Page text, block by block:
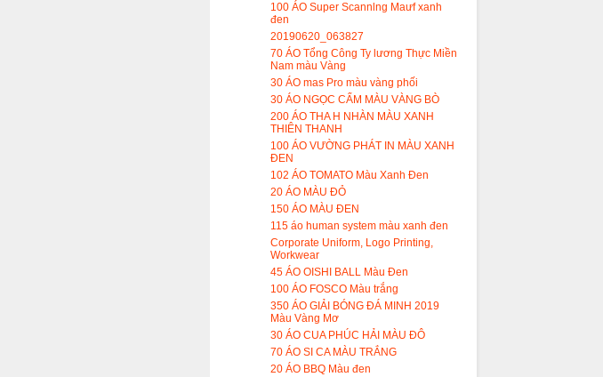
100 ÁO Super Scannlng Maưf xanh
đen
20190620_063827
70 ÁO Tổng Công Ty lương Thực Miền
Nam màu Vàng
30 ÁO mas Pro màu vàng phối
30 ÁO NGỌC CẨM MÀU VÀNG BÒ
200 ÁO THA H NHÀN MÀU XANH
THIÊN THANH
100 ÁO VƯỜNG PHÁT IN MÀU XANH
ĐEN
102 ÁO TOMATO Màu Xanh Đen
20 ÁO MÀU ĐỎ
150 ÁO MÀU ĐEN
115 áo human system màu xanh đen
Corporate Uniform, Logo Printing,
Workwear
45 ÁO OISHI BALL Màu Đen
100 ÁO FOSCO Màu trắng
350 ÁO GIẢI BÓNG ĐÁ MINH 2019
Màu Vàng Mơ
30 ÁO CUA PHÚC HẢI MÀU ĐÔ
70 ÁO SI CA MÀU TRẮNG
20 ÁO BBQ Màu đen